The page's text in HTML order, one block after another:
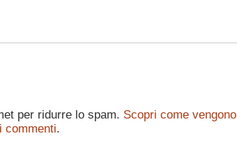
per ridurre lo spam. Scopri come vengono
commenti.